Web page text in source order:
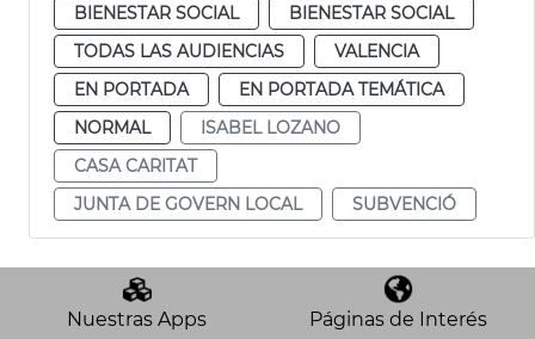
BIENESTAR SOCIAL
BIENESTAR SOCIAL
TODAS LAS AUDIENCIAS
VALENCIA
EN PORTADA
EN PORTADA TEMÁTICA
NORMAL
ISABEL LOZANO
CASA CARITAT
JUNTA DE GOVERN LOCAL
SUBVENCIÓ
Nuestras Apps Páginas de Interés